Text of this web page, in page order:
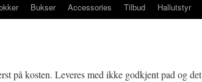
Bukser Accessories Tilbud Hallutstyr
på kosten. Leveres med ikke godkjent pad og det